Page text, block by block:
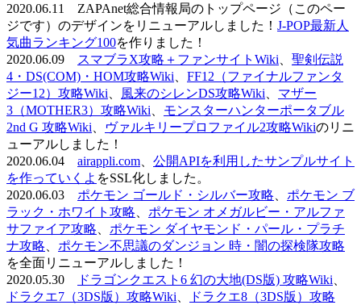
2020.06.11 ZAPAnet総合情報局のトップページ（このペー
ジです）のデザインをリニューアルしました！ J-POP最新人
気曲ランキング100を作りました！
2020.06.09
スマブラX攻略＋ファンサイトWiki
聖剣伝説
4・DS(COM)・HOM攻略Wiki
FF12（ファイナルファンタ
ジー12）攻略Wiki
風来のシレンDS攻略Wiki
マザー
3（MOTHER3）攻略Wiki
モンスターハンターポータブル
2nd G 攻略Wiki
ヴァルキリープロファイル2攻略Wikiのリニ
ューアルしました！
2020.06.04 airappli.com
公開APIを利用したサンプルサイト
を作っていくよ をSSL化しました。
2020.06.03 ポケモン ゴールド・シルバー攻略
ポケモン ブ
ラック・ホワイト攻略
ポケモン オメガルビー・アルファ
サファイア攻略
ポケモン ダイヤモンド・パール・プラチ
ナ攻略
ポケモン不思議のダンジョン 時・闇の探検隊攻略
を全面リニューアルしました！
2020.05.30
ドラゴンクエスト6 幻の大地(DS版) 攻略Wiki
ドラクエ7（3DS版）攻略Wiki
ドラクエ8（3DS版）攻略